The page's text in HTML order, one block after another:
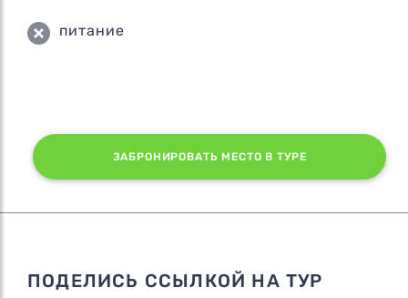
питание
ЗАБРОНИРОВАТЬ МЕСТО В ТУРЕ
ПОДЕЛИСЬ ССЫЛКОЙ НА ТУР